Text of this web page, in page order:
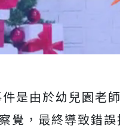
是由於幼兒園老
覺，最終導致錯